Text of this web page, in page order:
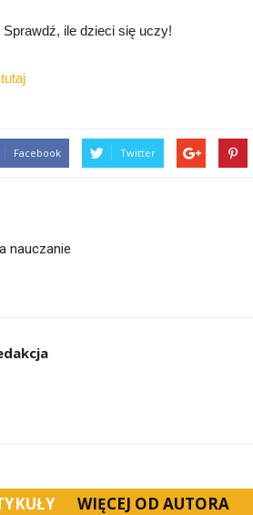
Sprawdź, ile dzieci się uczy!
Facebook Twitter
nauczanie
WIĘCEJ OD AUTORA